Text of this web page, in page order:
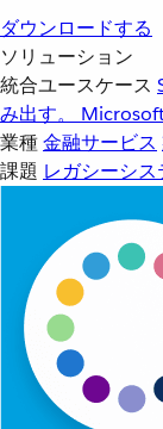
ダウンロードする
ソリューション
統合ユースケース
み出す。
業種金融サービス
課題 レガシーシ